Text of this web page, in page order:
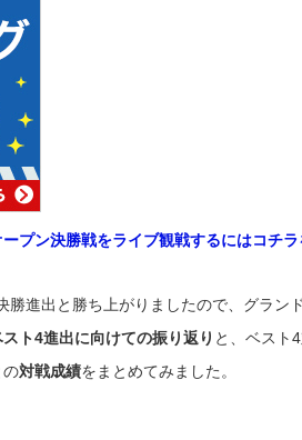
プン決勝戦をライブ観戦するにはコチラ
勝進出と勝ち上がりましたので、グラン
スト4進出に向けての振り返り と、ベスト
の対戦成績をまとめてみました。